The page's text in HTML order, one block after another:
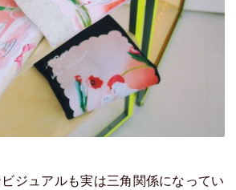
ジュアルも実は三角関係になってい